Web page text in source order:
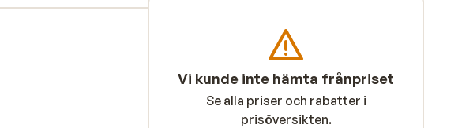
Vi kunde inte hämta frånpriset
Se alla priser och rabatter i
prisöversikten.